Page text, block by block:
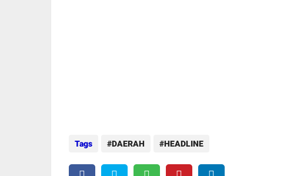
Tags DAERAH HEADLINE